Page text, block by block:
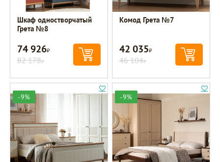
Шкаф одностворчатый
Грета №8
74 926Р
82 178Р
Комод Грета №7
42 035Р
46 104Р
-9% -9%